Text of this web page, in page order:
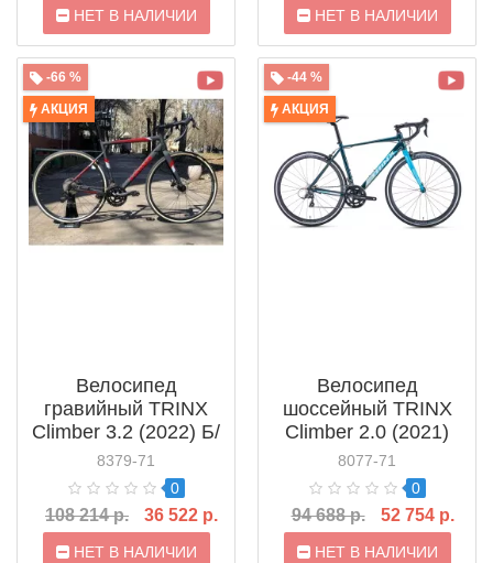
НЕТ В НАЛИЧИИ НЕТ В НАЛИЧИИ
-66 %
АКЦИЯ
Велосипед
гравийный TRINX
Climber 3.2 (2022) Б/
у
8379-71
0
108 214 р. 36 522 р.
НЕТ В НАЛИЧИИ
-44 %
АКЦИЯ
Велосипед
шоссейный TRINX
Climber 2.0 (2021)
8077-71
0
94 688 р. 52 754 р.
НЕТ В НАЛИЧИИ